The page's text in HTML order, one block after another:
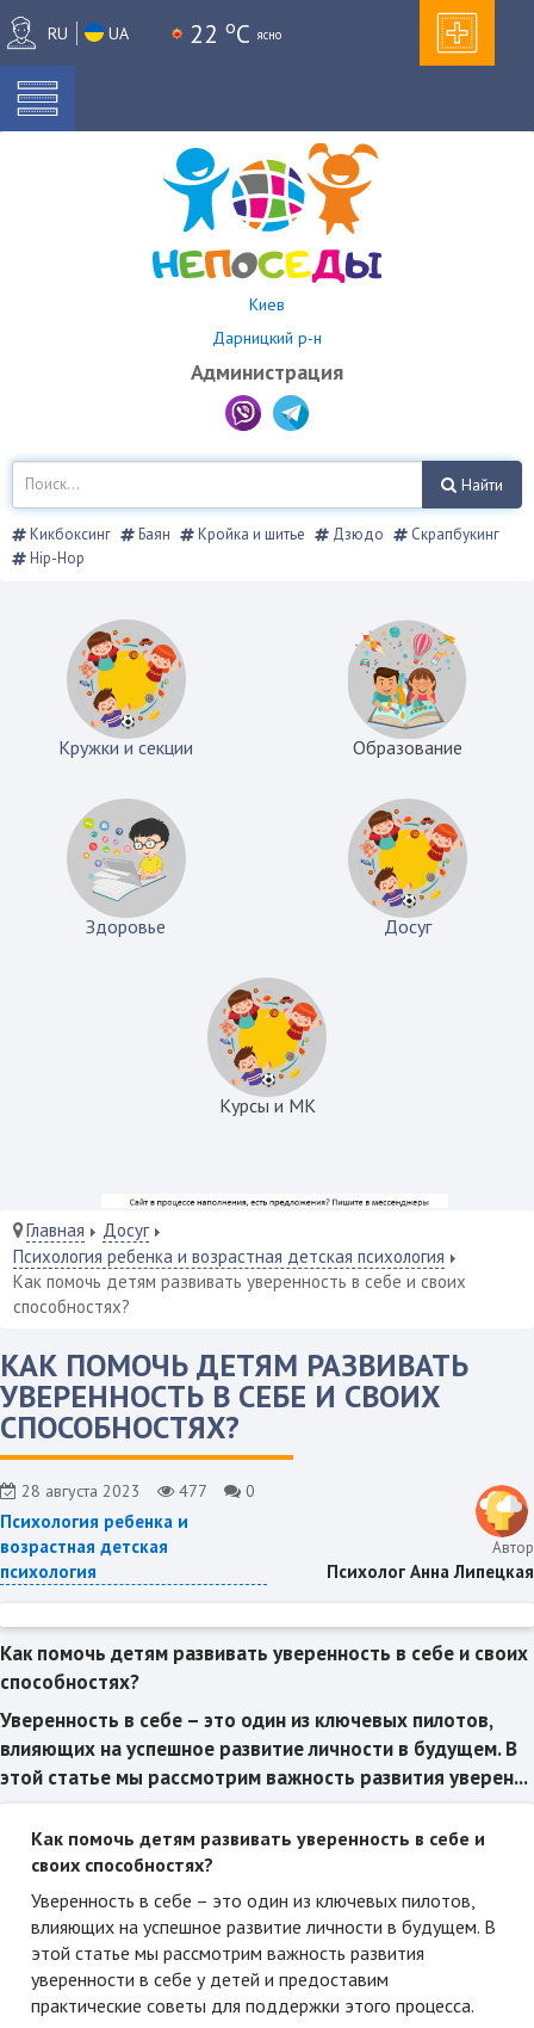
RU UA 22 oC ясно
Киев
Дарницкий р-н
Администрация
Найти
Кикбоксинг Баян Кройка и шитье Дзюдо
Скрапбукинг
Hip-Hop
Кружки и секции Образование
Здоровье Досуг
Курсы и МК
Главная
Досуг
Психология ребенка и возрастная детская психология
Как помочь детям развивать уверенность в себе и своих
способностях?
КАК ПОМОЧЬ ДЕТЯМ РАЗВИВАТЬ
УВЕРЕННОСТЬ В СЕБЕ И СВОИХ
СПОСОБНОСТЯХ?
28 августа 2023 477 0
Психология ребенка и
возрастная детская
психология
Автор
Психолог Анна Липецкая
Как помочь детям развивать уверенность в себе и своих
способностях?
Уверенность в себе – это один из ключевых пилотов,
влияющих на успешное развитие личности в будущем. В
этой статье мы рассмотрим важность развития уверен...
Как помочь детям развивать уверенность в себе и
своих способностях?
Уверенность в себе – это один из ключевых пилотов,
влияющих на успешное развитие личности в будущем. В
этой статье мы рассмотрим важность развития
уверенности в себе у детей и предоставим
практические советы для поддержки этого процесса.